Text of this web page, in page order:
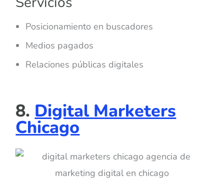
Posicionamiento en buscadores
Medios pagados
Relaciones públicas digitales
8. Digital Marketers
Chicago